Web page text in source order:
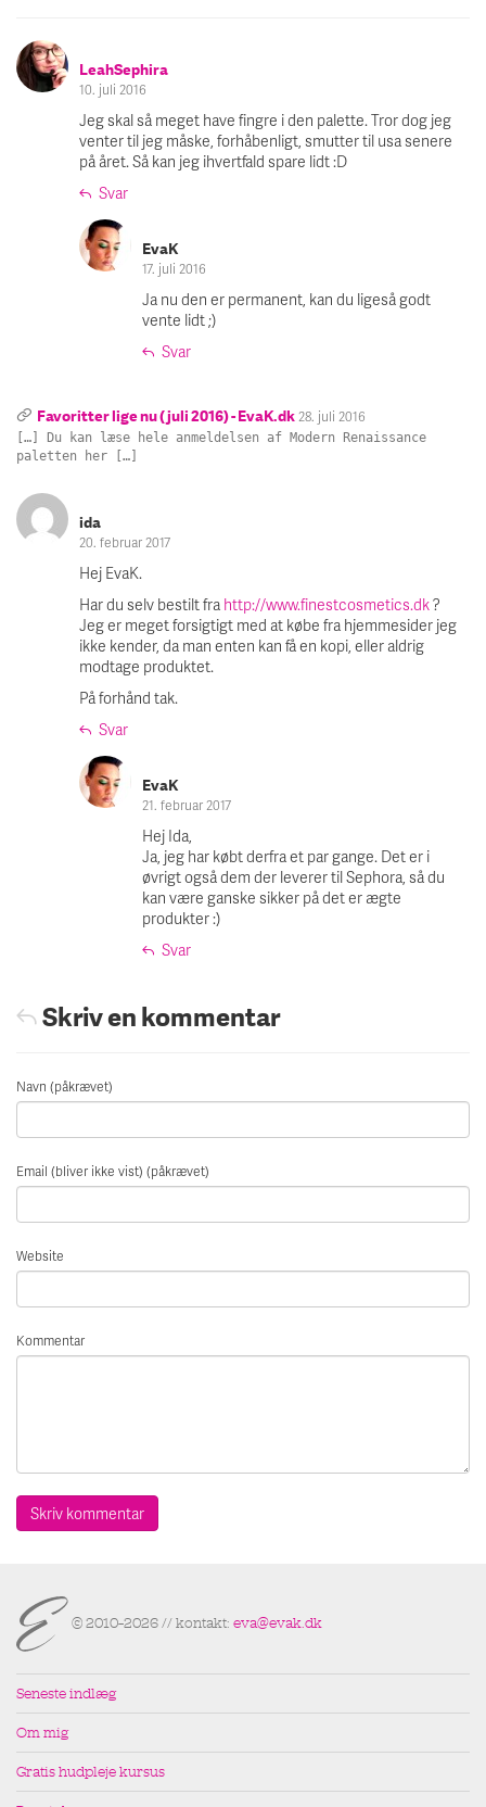
LeahSephira
10. juli 2016
Jeg skal så meget have fingre i den palette. Tror dog jeg
venter til jeg måske, forhåbenligt, smutter til usa senere
på året. Så kan jeg ihvertfald spare lidt :D
Svar
EvaK
17. juli 2016
Ja nu den er permanent, kan du ligeså godt
vente lidt ;)
Svar
Favoritter lige nu (juli 2016) - EvaK.dk 28. juli 2016
[…] Du kan læse hele anmeldelsen af Modern Renaissance
paletten her […]
ida
20. februar 2017
Hej EvaK.
Har du selv bestilt fra http://www.finestcosmetics.dk?
Jeg er meget forsigtigt med at købe fra hjemmesider jeg
ikke kender, da man enten kan få en kopi, eller aldrig
modtage produktet.
På forhånd tak.
Svar
EvaK
21. februar 2017
Hej Ida,
Ja, jeg har købt derfra et par gange. Det er i
øvrigt også dem der leverer til Sephora, så du
kan være ganske sikker på det er ægte
produkter :)
Svar
Skriv en kommentar
Navn (påkrævet)
Email (bliver ikke vist) (påkrævet)
Website
Kommentar
© 2010–2026 // kontakt: eva@evak.dk
Seneste indlæg
Om mig
Gratis hudpleje kursus